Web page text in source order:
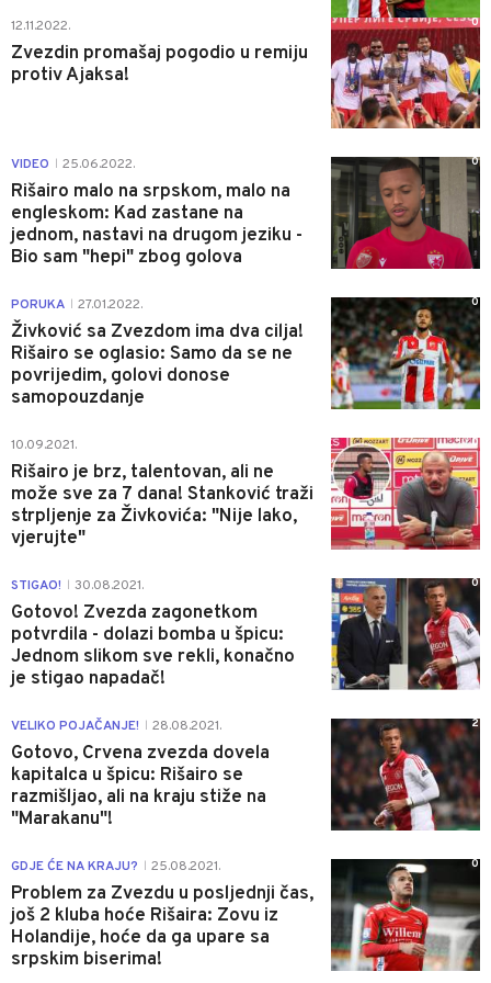
12.11.2022.
Zvezdin promašaj pogodio u remiju
protiv Ajaksa!
0
VIDEO 25.06.2022.
Rišairo malo na srpskom, malo na
engleskom: Kad zastane na
jednom, nastavi na drugom jeziku -
Bio sam "hepi" zbog golova
0
PORUKA 27.01.2022.
Živković sa Zvezdom ima dva cilja!
Rišairo se oglasio: Samo da se ne
povrijedim, golovi donose
samopouzdanje
0
10.09.2021.
Rišairo je brz, talentovan, ali ne
može sve za 7 dana! Stanković traži
strpljenje za Živkovića: "Nije lako,
vjerujte"
0
STIGAO! 30.08.2021.
Gotovo! Zvezda zagonetkom
potvrdila - dolazi bomba u špicu:
Jednom slikom sve rekli, konačno
je stigao napadač!
0
VELIKO POJAČANJE! 28.08.2021.
Gotovo, Crvena zvezda dovela
kapitalca u špicu: Rišairo se
razmišljao, ali na kraju stiže na
"Marakanu"!
2
GDJE ĆE NA KRAJU? 25.08.2021.
Problem za Zvezdu u posljednji čas,
još 2 kluba hoće Rišaira: Zovu iz
Holandije, hoće da ga upare sa
srpskim biserima!
0